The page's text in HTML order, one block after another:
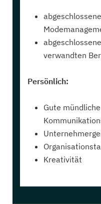
verwandten
Persönlich:
Gute
Kreativität